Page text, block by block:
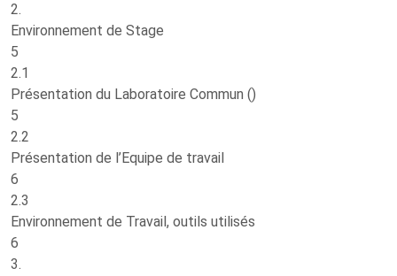
2.
Environnement de Stage
5
2.1
Présentation du Laboratoire Commun ()
5
2.2
Présentation de l’Equipe de travail
6
2.3
Environnement de Travail, outils utilisés
6
3.